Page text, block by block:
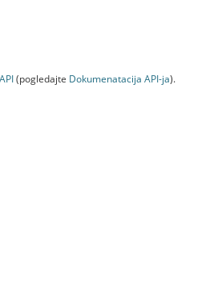
API(pogledajte Dokumenаtаcijа API-jа).